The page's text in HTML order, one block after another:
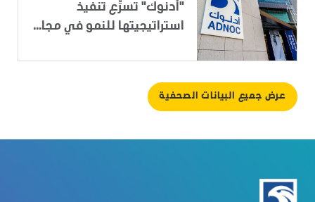
"أدنوك" تسرِّع تنفيذ
استراتيجيتها للنمو في مجا...
عرض جميع البيانات الصحفية